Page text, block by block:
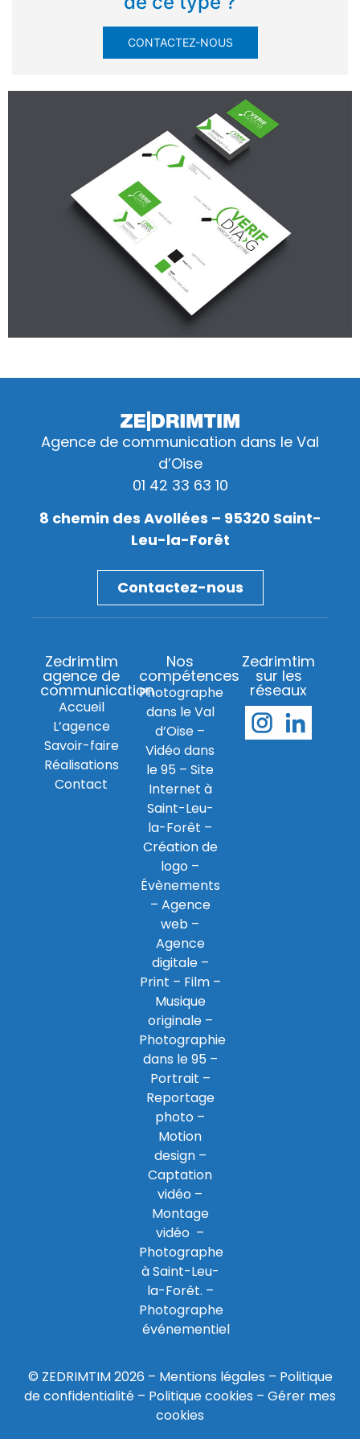
CONTACTEZ-NOUS
Agence de communication dans le Val
d’Oise
01 42 33 63 10
8 chemin des Avollées – 95320 Saint-
Leu-la-Forêt
Contactez-nous
Zedrimtim
agence de
communication
Accueil
L’agence
Savoir-faire
Réalisations
Contact
Nos
compétences
Photographe
dans le Val
d’Oise –
Vidéo dans
le 95 – Site
Internet à
Saint-Leu-
la-Forêt –
Création de
logo –
Évènements
– Agence
web –
Agence
digitale–
Print – Film –
Musique
originale –
Photographie
dans le 95 –
Portrait –
Reportage
photo –
Motion
design –
Captation
vidéo –
Montage
vidéo –
Photographe
à Saint-Leu-
la-Forêt. –
Photographe
événementiel
Zedrimtim
sur les
réseaux
© ZEDRIMTIM 2026 – Mentions légales – Politique
de confidentialité – Politique cookies – Gérer mes
cookies